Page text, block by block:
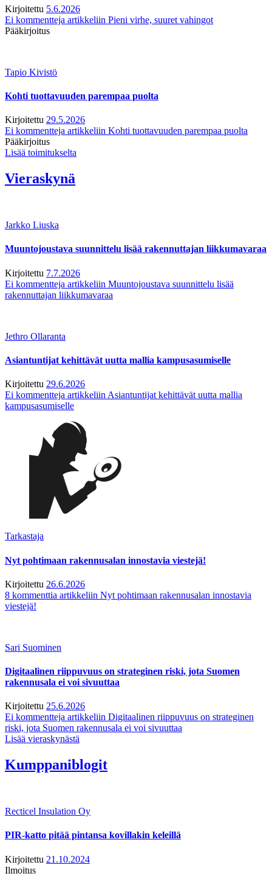
Kirjoitettu 5.6.2026
Ei kommentteja artikkeliin Pieni virhe, suuret vahingot
Pääkirjoitus
Tapio Kivistö
Kohti tuottavuuden parempaa puolta
Kirjoitettu 29.5.2026
Ei kommentteja artikkeliin Kohti tuottavuuden parempaa puolta
Pääkirjoitus
Lisää toimitukselta
Vieraskynä
Jarkko Liuska
Muuntojoustava suunnittelu lisää rakennuttajan liikkumavaraa
Kirjoitettu 7.7.2026
Ei kommentteja artikkeliin Muuntojoustava suunnittelu lisää
rakennuttajan liikkumavaraa
Jethro Ollaranta
Asiantuntijat kehittävät uutta mallia kampusasumiselle
Kirjoitettu 29.6.2026
Ei kommentteja artikkeliin Asiantuntijat kehittävät uutta mallia
kampusasumiselle
Tarkastaja
Nyt pohtimaan rakennusalan innostavia viestejä!
Kirjoitettu 26.6.2026
8 kommenttia artikkeliin Nyt pohtimaan rakennusalan innostavia
viestejä!
Sari Suominen
Digitaalinen riippuvuus on strateginen riski, jota Suomen
rakennusala ei voi sivuuttaa
Kirjoitettu 25.6.2026
Ei kommentteja artikkeliin Digitaalinen riippuvuus on strateginen
riski, jota Suomen rakennusala ei voi sivuuttaa
Lisää vieraskynästä
Kumppaniblogit
Recticel Insulation Oy
PIR-katto pitää pintansa kovillakin keleillä
Kirjoitettu 21.10.2024
Ilmoitus